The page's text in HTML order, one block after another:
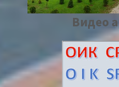
Видео